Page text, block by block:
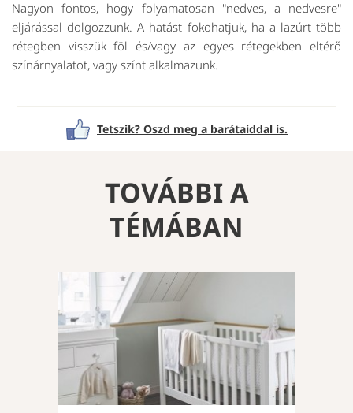
Nagyon fontos, hogy folyamatosan "nedves, a nedvesre"
eljárással dolgozzunk. A hatást fokohatjuk, ha a lazúrt több
rétegben visszük föl és/vagy az egyes rétegekben eltérő
színárnyalatot, vagy színt alkalmazunk.
Tetszik? Oszd meg a barátaiddal is.
TOVÁBBI A
TÉMÁBAN